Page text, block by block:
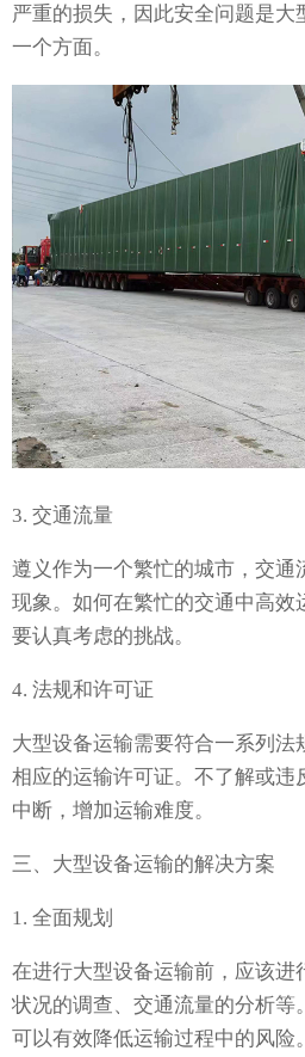
严重的损失，因此安全问题是大
一个方面。
3. 交通流量
遵义作为一个繁忙的城市，交通
现象。如何在繁忙的交通中高效
要认真考虑的挑战。
4. 法规和许可证
大型设备运输需要符合一系列法
相应的运输许可证。不了解或违
中断，增加运输难度。
三、大型设备运输的解决方案
1. 全面规划
在进行大型设备运输前，应该进
状况的调查、交通流量的分析等
可以有效降低运输过程中的风险。